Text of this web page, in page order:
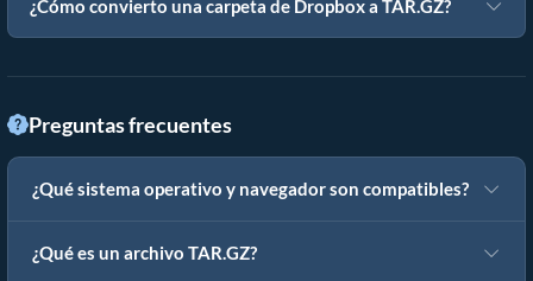
¿Cómo convierto una carpeta de Dropbox a TAR.GZ?
Preguntas frecuentes
¿Qué sistema operativo y navegador son compatibles?
¿Qué es un archivo TAR.GZ?